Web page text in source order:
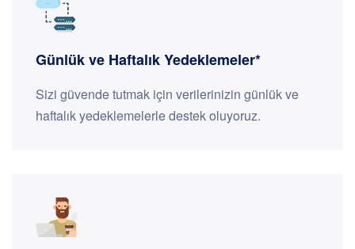
Günlük ve Haftalık Yedeklemeler*
Sizi güvende tutmak için verilerinizin günlük ve
haftalık yedeklemelerle destek oluyoruz.